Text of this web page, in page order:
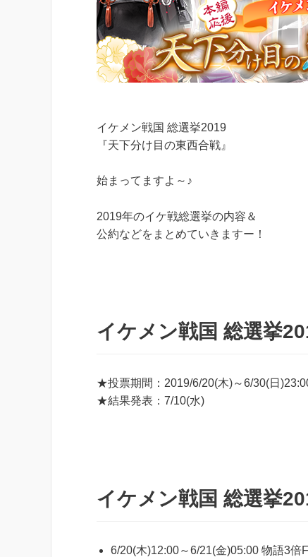
イケメン戦国 総選挙2019
『天下分け目の東西合戦』
始まってますよ～♪
2019年のイケ戦総選挙の内容＆
公約などをまとめていきますー！
イケメン戦国 総選挙
★投票期間：2019/6/20(木)～6/30(日
★結果発表：7/10(水)
イケメン戦国 総選挙
6/20(木)12:00～6/21(金)05:00 物語3倍